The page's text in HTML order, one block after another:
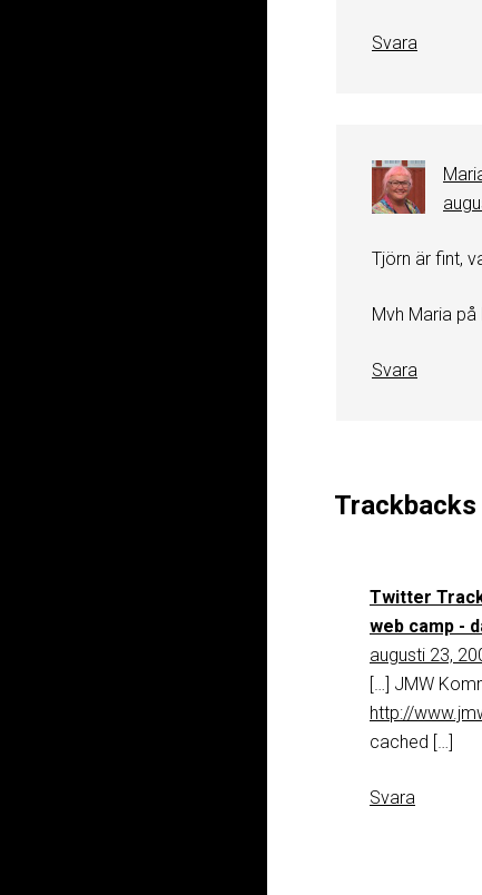
Svara
Tjörn är fint,
Mvh Maria på
Svara
Trackbacks
Twitter
web camp -
augusti 23,
[…] JMW
http://
cached […]
Svara